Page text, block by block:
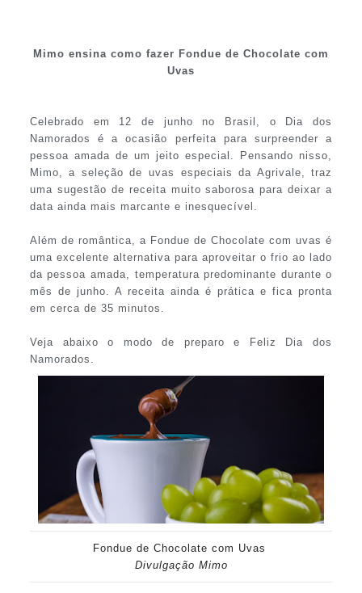
Mimo ensina como fazer Fondue de Chocolate com
Uvas
Celebrado em 12 de junho no Brasil, o Dia dos
Namorados é a ocasião perfeita para surpreender a
pessoa amada de um jeito especial. Pensando nisso,
Mimo, a seleção de uvas especiais da Agrivale, traz
uma sugestão de receita muito saborosa para deixar a
data ainda mais marcante e inesquecível.
Além de romântica, a Fondue de Chocolate com uvas é
uma excelente alternativa para aproveitar o frio ao lado
da pessoa amada, temperatura predominante durante o
mês de junho. A receita ainda é prática e fica pronta
em cerca de 35 minutos.
Veja abaixo o modo de preparo e Feliz Dia dos
Namorados.
Fondue de Chocolate com Uvas
Divulgação Mimo